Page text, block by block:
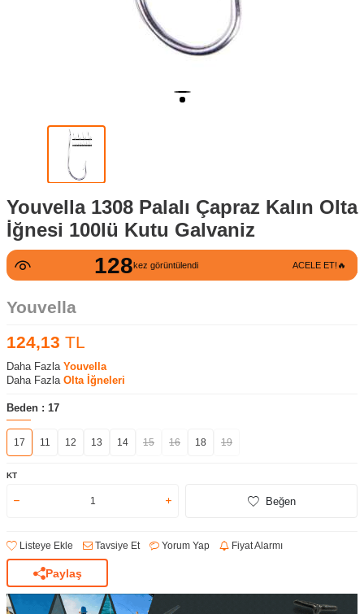
Youvella 1308 Palalı Çapraz Kalın Olta
İğnesi 100lü Kutu Galvaniz
128kez görüntülendi ACELE ET!🔥
Youvella
124,13 TL
Daha Fazla Youvella
Daha Fazla Olta İğneleri
Beden : 17
17 11 12 13 14 15 16 18 19
KT
Beğen
Listeye Ekle Tavsiye Et Yorum Yap Fiyat Alarmı
Paylaş